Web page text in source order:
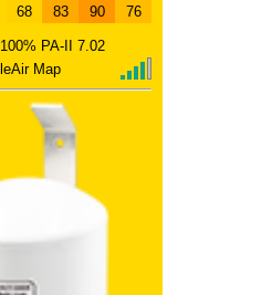
68
83
90
76
PA-II
7.02
Map